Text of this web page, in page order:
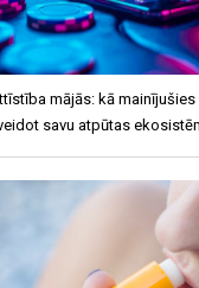
mājās: kā mainījušies
savu atpūtas